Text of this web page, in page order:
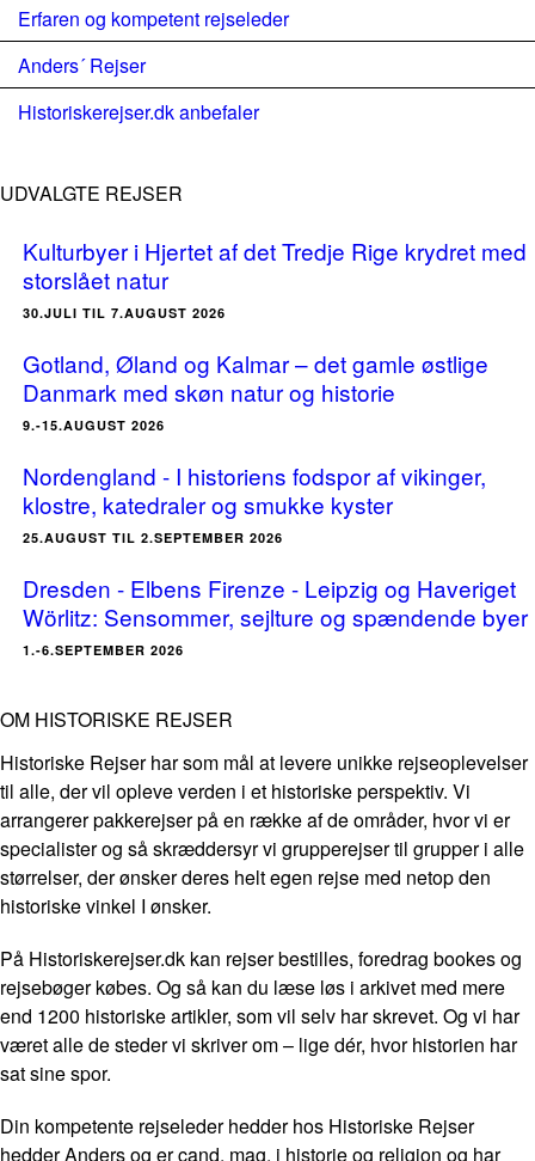
Erfaren og kompetent rejseleder
Anders´ Rejser
Historiskerejser.dk anbefaler
UDVALGTE REJSER
Kulturbyer i Hjertet af det Tredje Rige krydret med
storslået natur
30.JULI TIL 7.AUGUST 2026
Gotland, Øland og Kalmar – det gamle østlige
Danmark med skøn natur og historie
9.-15.AUGUST 2026
Nordengland - I historiens fodspor af vikinger,
klostre, katedraler og smukke kyster
25.AUGUST TIL 2.SEPTEMBER 2026
Dresden - Elbens Firenze - Leipzig og Haveriget
Wörlitz: Sensommer, sejlture og spændende byer
1.-6.SEPTEMBER 2026
OM HISTORISKE REJSER
Historiske Rejser har som mål at levere unikke rejseoplevelser
til alle, der vil opleve verden i et historiske perspektiv. Vi
arrangerer pakkerejser på en række af de områder, hvor vi er
specialister og så skræddersyr vi grupperejser til grupper i alle
størrelser, der ønsker deres helt egen rejse med netop den
historiske vinkel I ønsker.
På Historiskerejser.dk kan rejser bestilles, foredrag bookes og
rejsebøger købes. Og så kan du læse løs i arkivet med mere
end 1200 historiske artikler, som vil selv har skrevet. Og vi har
været alle de steder vi skriver om – lige dér, hvor historien har
sat sine spor.
Din kompetente rejseleder hedder hos Historiske Rejser
hedder Anders og er cand. mag. i historie og religion og har